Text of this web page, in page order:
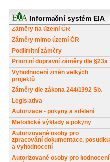
Informační systém EIA
Záměry na území ČR
Záměry mimo území ČR
Podlimitní záměry
Prioritní dopravní záměry dle §23a
Vyhodnocení změn velkých
projektů
Záměry dle zákona 244/1992 Sb.
Legislativa
Autorizace - pokyny a sdělení
Metodické výklady a pokyny
Autorizované osoby pro
zpracování dokumentace, posudku
a vyhodnocení
Autorizované osoby pro hodnocení